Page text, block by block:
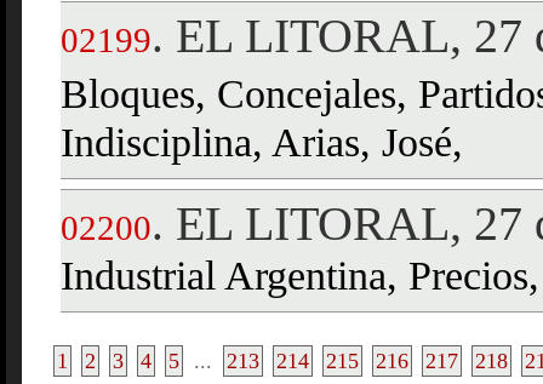
02199. EL LITORAL, 27
Bloques, Concejales,
Indisciplina, Arias, José,
02200. EL LITORAL, 27
Industrial Argentina,
1 2 3 4 5 ... 213 214 215 216 217 218